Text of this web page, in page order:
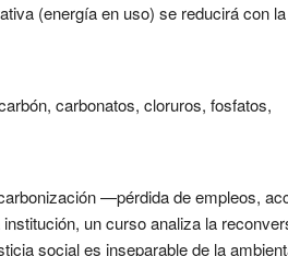
(energía en uso) se reducirá con la
carbonatos, cloruros, fosfatos,
—pérdida de empleos,
un curso analiza la
social es inseparable de la